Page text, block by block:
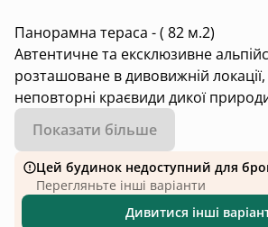
Панорамна тераса - ( 82 м.2)
Автентичне та ексклюзивне
розташоване в дивовижній
неповторні краєвиди дикої
національного парку.
Це шале поєднує в собі традиції і
рішення, створюючи атмосферу
Панорамні вікна, просторі кімнати,
матеріали, автентичні меблі
Показати більше
Цей будинок недоступний для
Перегляньте інші варіанти
Дивитися інші